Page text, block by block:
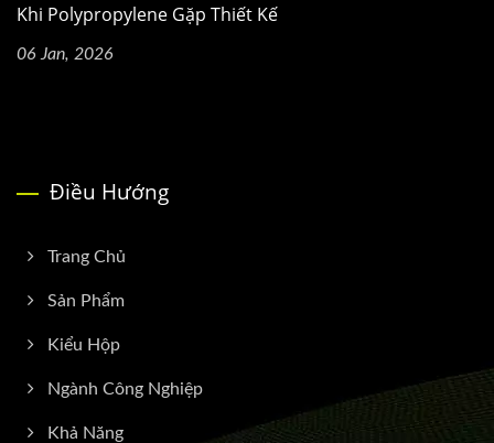
Khi Polypropylene Gặp Thiết Kế
06 Jan, 2026
Điều Hướng
Trang Chủ
Sản Phẩm
Kiểu Hộp
Ngành Công Nghiệp
Khả Năng